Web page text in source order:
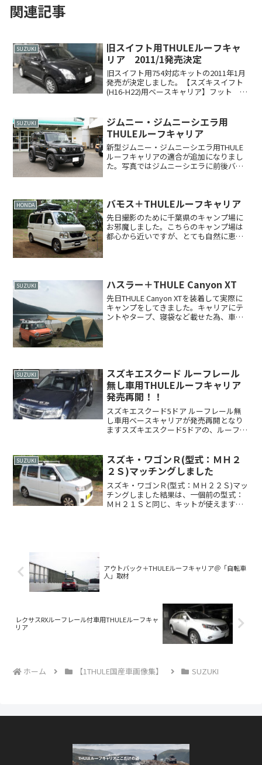
関連記事
SUZUKI
旧スイフト用THULEルーフキャ
リア 2011/1発売決定
旧スイフト用754対応キットの2011年1月
発売が決定しました。【スズキスイフト
(H16-H22)用ベースキャリア】フット
SUZUKI
ジムニー・ジムニーシエラ用
THULEルーフキャリア
新型ジムニー・ジムニーシエラ用THULE
ルーフキャリアの適合が追加になりまし
た。写真ではジムニーシエラに前後バー
取付部のア...
HONDA バモス＋THULEルーフキャリア
先日撮影のために千葉県のキャンプ場に
お邪魔しました。こちらのキャンプ場は
都心から近いですが、とても自然に恵ま
SUZUKI ハスラー＋THULE Canyon XT
先日THULE Canyon XTを装着して実際に
キャンプをしてきました。キャリアにテ
ントやタープ、寝袋など載せた為、車内
SUZUKI
スズキエスクード ルーフレール
無し車用THULEルーフキャリア
発売再開！！
スズキエスクード5ドア ルーフレール無
し車用ベースキャリアが発売再開となり
ますスズキエスクード5ドアの、ルーフレ
に困難だったため、以前から改良を続け
ておりました...
SUZUKI
スズキ・ワゴンＲ(型式：ＭＨ２
２Ｓ)マッチングしました
スズキ・ワゴンＲ(型式：ＭＨ２２Ｓ)マッ
チングしました結果は、一個前の型式：
ＭＨ２１Ｓと同じ、キットが使えますマ
アウトバック＋THULEルーフキャリア＠「自転車
人」取材
レクサスRXルーフレール付車用THULEルーフキャ
リア
ホーム 【1THULE国産車画像集】 SUZUKI